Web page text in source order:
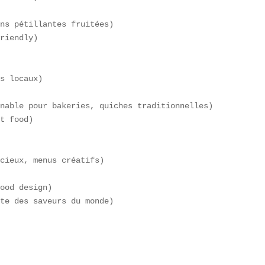
pétillantes fruitées)
locaux)
pour bakeries, quiches traditionnelles)
food)
menus créatifs)
design)
des saveurs du monde)